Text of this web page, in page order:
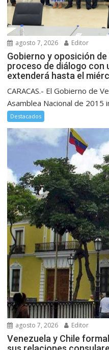
agosto 7, 2026 Editor
Gobierno y oposición
proceso de diálogo con
extenderá hasta el
CARACAS.- El Gobierno de
Asamblea Nacional de 2015
Destacados
agosto 7, 2026 Editor
Venezuela y Chile